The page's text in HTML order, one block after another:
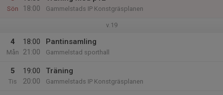
Sön
18:00
Gammelstads IP Konstgräsplanen
v.19
4
Mån
18:00
21:00
Pantinsamling
Gammelstad sporthall
5
Tis
19:00
20:00
Träning
Gammelstads IP Konstgräsplanen